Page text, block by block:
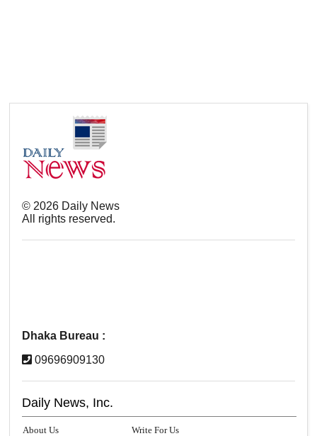
© 2026 Daily News
All rights reserved.
Dhaka Bureau :
09696909130
Daily News, Inc.
About Us Write For Us